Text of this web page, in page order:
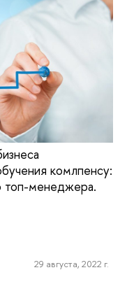
комлпенсу:
топ-менеджера.
29 августа, 2022 г.